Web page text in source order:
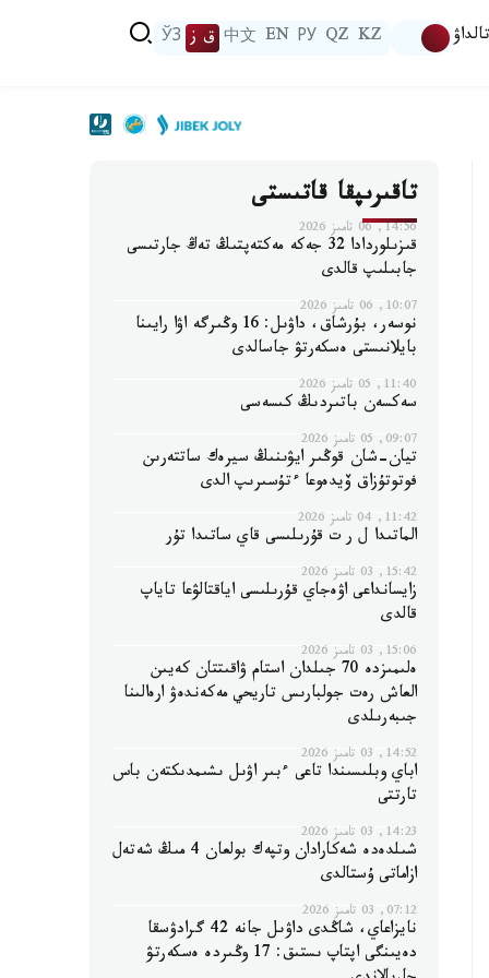
تالداۋ KZ
QZ
РУ
EN
中文 ق ز ЎЗ
تاقىرىپقا قاتىستى
14:56, 06 تامىز 2026
قىزىلوردادا 32 جەكە مەكتەپتىڭ تەڭ جارتىسى
جابىلىپ قالدى
10:07, 06 تامىز 2026
نوسەر، بۇرشاق، داۋىل: 16 وڭىرگە اۋا رايىنا
بايلانىستى ەسكەرتۋ جاسالدى
11:40, 05 تامىز 2026
سەكسەن باتىردىڭ كىسەسى
09:07, 05 تامىز 2026
تيان-شان قوڭىر ايۋىنىڭ سيرەك ساتتەرىن
فوتوتۇزاق ۆيدەوعا ءتۇسىرىپ الدى
11:42, 04 تامىز 2026
الماتىدا ل ر ت قۇرىلىسى قاي ساتىدا تۇر
15:42, 03 تامىز 2026
زايسانداعى اۋەجاي قۇرىلىسى اياقتالۋعا تاياپ
قالدى
15:06, 03 تامىز 2026
ەلىمىزدە 70 جىلدان استام ۋاقىتتان كەيىن
العاش رەت جولبارىس تاريحي مەكەندەۋ ارەالىنا
جىبەرىلدى
14:52, 03 تامىز 2026
اباي وبلىسىندا تاعى ءبىر اۋىل ىشىمدىكتەن باس
تارتتى
14:23, 03 تامىز 2026
شىلدەدە شەكارادان وتپەك بولعان 4 مىڭ شەتەل
ازاماتى ۇستالدى
07:12, 03 تامىز 2026
نايزاعاي، شاڭدى داۋىل جانە 42 گرادۋسقا
دەيىنگى اپتاپ ىستىق: 17 وڭىردە ەسكەرتۋ